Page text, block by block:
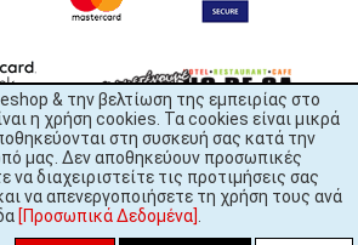
eshop & την βελτίωση της εμπειρίας στο
η χρήση cookies. Τα cookies είναι μικρά
στη συσκευή σας κατά την
μας. Δεν αποθηκεύουν προσωπικές
διαχειριστείτε τις προτιμήσεις σας
να απενεργοποιήσετε τη χρήση τους ανά
[Προσωπικά Δεδομένα]
© 2022 | All Rights Reserved